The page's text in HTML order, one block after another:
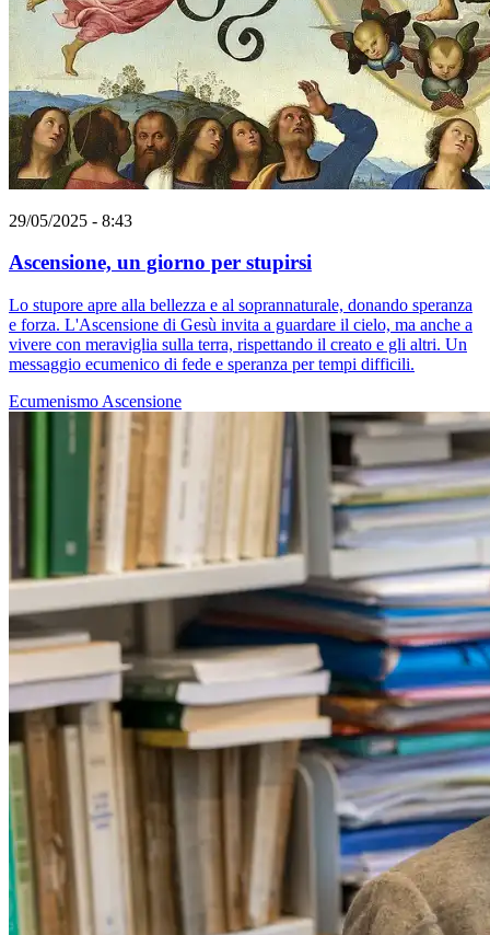
29/05/2025 - 8:43
Ascensione, un giorno per stupirsi
Lo stupore apre alla bellezza e al soprannaturale, donando speranza
e forza. L'Ascensione di Gesù invita a guardare il cielo, ma anche a
vivere con meraviglia sulla terra, rispettando il creato e gli altri. Un
messaggio ecumenico di fede e speranza per tempi difficili.
Ecumenismo Ascensione